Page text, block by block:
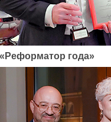
«Реформатор года»